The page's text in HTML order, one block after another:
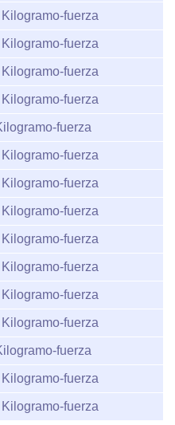
Kilogramo-fuerza
Kilogramo-fuerza
Kilogramo-fuerza
Kilogramo-fuerza
fuerza
Kilogramo-fuerza
Kilogramo-fuerza
Kilogramo-fuerza
Kilogramo-fuerza
Kilogramo-fuerza
Kilogramo-fuerza
Kilogramo-fuerza
fuerza
Kilogramo-fuerza
Kilogramo-fuerza